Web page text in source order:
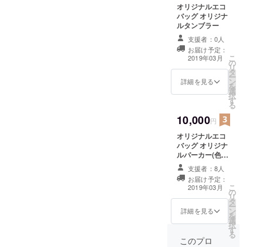
オリジナルエコ
バッグ オリジナ
ルタンブラー
支援者：0人
お届け予定：
2019年03月
詳細を見る
こ
の
リ
タ
ー
ン
を
選
択
す
る
10,000円
オリジナルエコ
バッグ オリジナ
ルパーカー(色:
黒、ユニセック
スサイズでM・L
のどちらかで
す。サイズのご
希望は記載して
頂けますようお
支援者：8人
お届け予定：
2019年03月
詳細を見る
こ
の
リ
タ
ー
ン
を
選
択
す
る
このプロ